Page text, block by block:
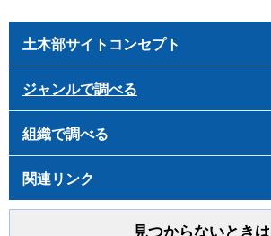
土木部サイトコンセプト
ジャンルで調べる
組織で調べる
関連リンク
見つからないときは